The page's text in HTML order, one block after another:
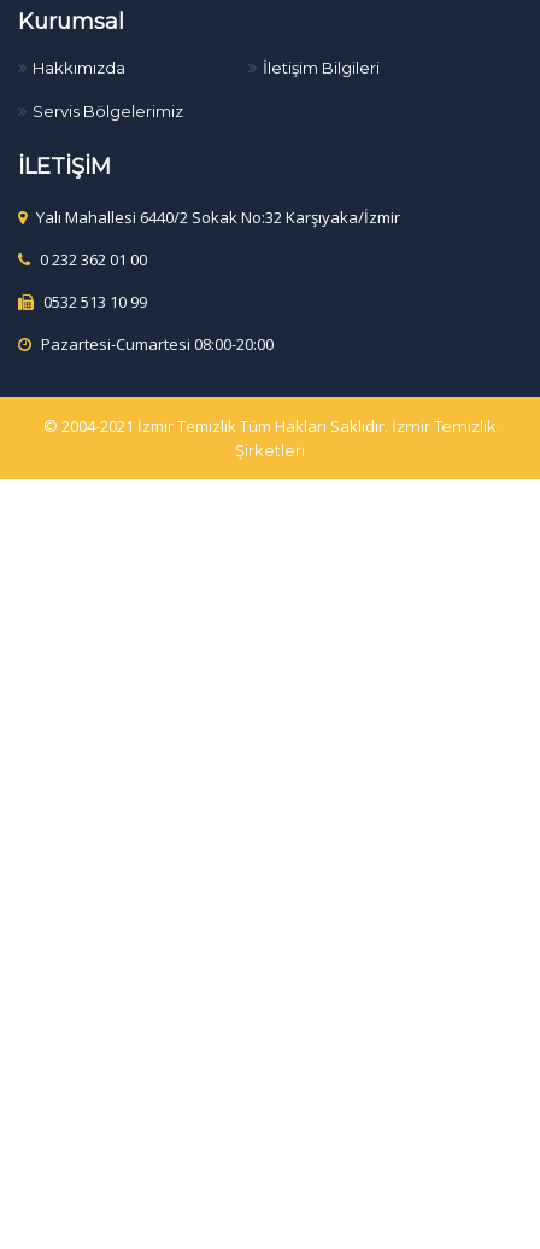
Kurumsal
Hakkımızda İletişim Bilgileri
Servis Bölgelerimiz
İLETİŞİM
Yalı Mahallesi 6440/2 Sokak No:32 Karşıyaka/İzmir
0 232 362 01 00
0532 513 10 99
Pazartesi-Cumartesi 08:00-20:00
© 2004-2021 İzmir Temizlik Tüm Hakları Saklıdır. İzmir Temizlik
Şirketleri